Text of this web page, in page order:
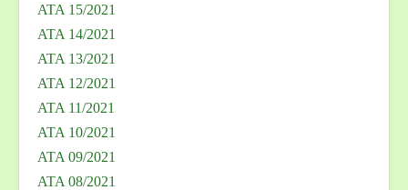
ATA 15/2021
ATA 14/2021
ATA 13/2021
ATA 12/2021
ATA 11/2021
ATA 10/2021
ATA 09/2021
ATA 08/2021